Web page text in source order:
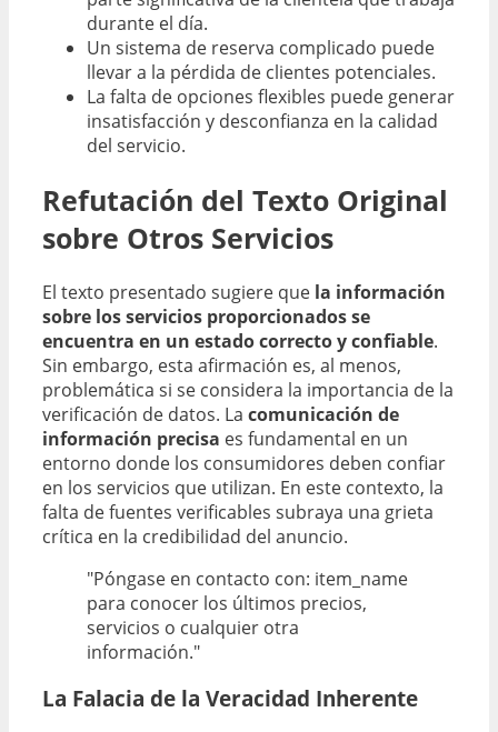
durante el día.
Un sistema de reserva complicado puede
llevar a la pérdida de clientes potenciales.
La falta de opciones flexibles puede generar
insatisfacción y desconfianza en la calidad
del servicio.
Refutación del Texto Original
sobre Otros Servicios
El texto presentado sugiere que la información
sobre los servicios proporcionados se
encuentra en un estado correcto y confiable.
Sin embargo, esta afirmación es, al menos,
problemática si se considera la importancia de la
verificación de datos. La comunicación de
información precisa es fundamental en un
entorno donde los consumidores deben confiar
en los servicios que utilizan. En este contexto, la
falta de fuentes verificables subraya una grieta
crítica en la credibilidad del anuncio.
"Póngase en contacto con: item_name
para conocer los últimos precios,
servicios o cualquier otra
información."
La Falacia de la Veracidad Inherente